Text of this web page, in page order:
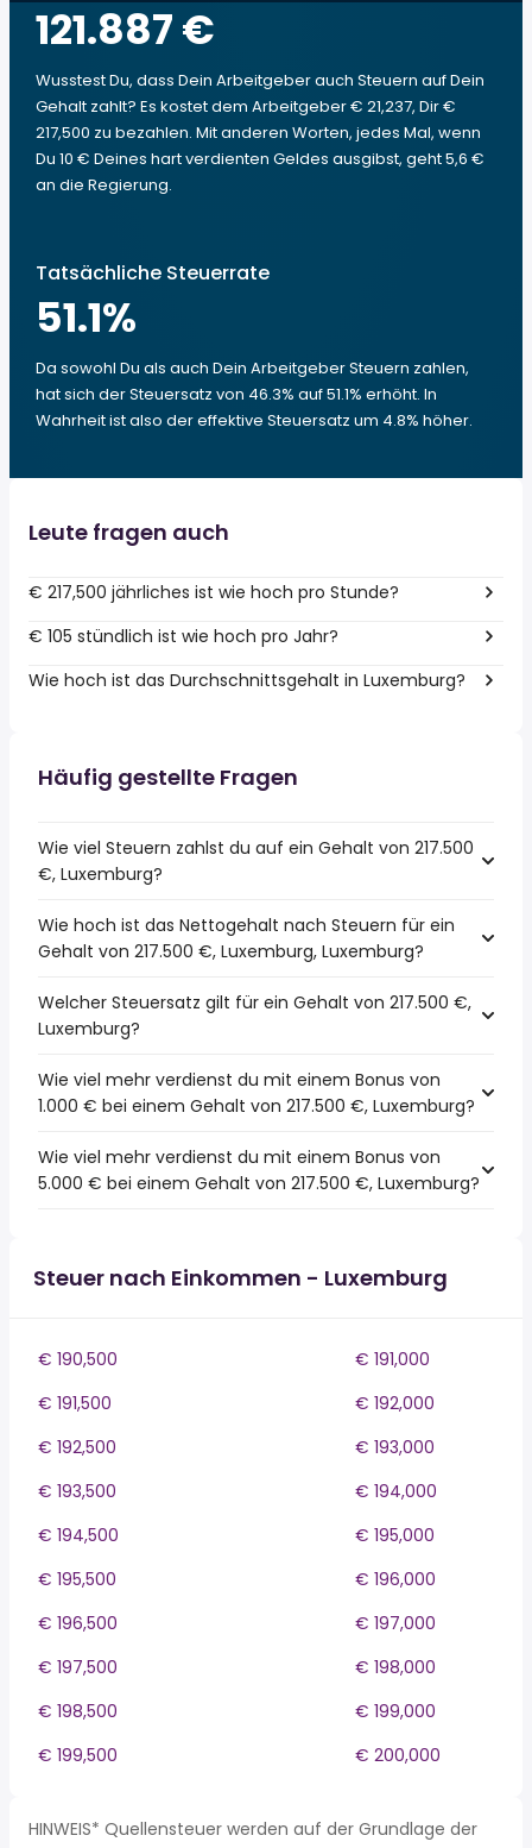
121.887 €
Wusstest Du, dass Dein Arbeitgeber auch Steuern auf Dein
Gehalt zahlt? Es kostet dem Arbeitgeber € 21,237, Dir €
217,500 zu bezahlen. Mit anderen Worten, jedes Mal, wenn
Du 10 € Deines hart verdienten Geldes ausgibst, geht 5,6 €
an die Regierung.
Tatsächliche Steuerrate
51.1%
Da sowohl Du als auch Dein Arbeitgeber Steuern zahlen,
hat sich der Steuersatz von 46.3% auf 51.1% erhöht. In
Wahrheit ist also der effektive Steuersatz um 4.8% höher.
Leute fragen auch
€ 217,500 jährliches ist wie hoch pro Stunde?
€ 105 stündlich ist wie hoch pro Jahr?
Wie hoch ist das Durchschnittsgehalt in Luxemburg?
Häufig gestellte Fragen
Wie viel Steuern zahlst du auf ein Gehalt von 217.500
€, Luxemburg?
Wie hoch ist das Nettogehalt nach Steuern für ein
Gehalt von 217.500 €, Luxemburg, Luxemburg?
Welcher Steuersatz gilt für ein Gehalt von 217.500 €,
Luxemburg?
Wie viel mehr verdienst du mit einem Bonus von
1.000 € bei einem Gehalt von 217.500 €, Luxemburg?
Wie viel mehr verdienst du mit einem Bonus von
5.000 € bei einem Gehalt von 217.500 €, Luxemburg?
Steuer nach Einkommen - Luxemburg
€ 190,500
€ 191,000
€ 191,500
€ 192,000
€ 192,500
€ 193,000
€ 193,500
€ 194,000
€ 194,500
€ 195,000
€ 195,500
€ 196,000
€ 196,500
€ 197,000
€ 197,500
€ 198,000
€ 198,500
€ 199,000
€ 199,500
€ 200,000
HINWEIS* Quellensteuer werden auf der Grundlage der